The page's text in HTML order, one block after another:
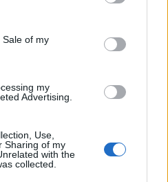
of my
my
Advertising.
Use,
Sharing of my
with the
collected.